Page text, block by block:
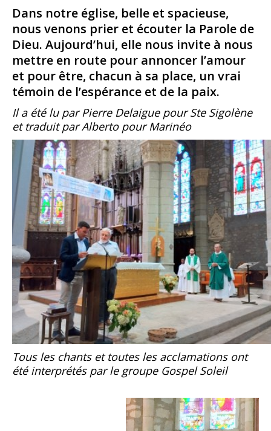
Dans notre église, belle et spacieuse,
nous venons prier et écouter la Parole de
Dieu. Aujourd’hui, elle nous invite à nous
mettre en route pour annoncer l’amour
et pour être, chacun à sa place, un vrai
témoin de l’espérance et de la paix.
Il a été lu par Pierre Delaigue pour Ste Sigolène
et traduit par Alberto pour Marinéo
Tous les chants et toutes les acclamations ont
été interprétés par le groupe Gospel Soleil